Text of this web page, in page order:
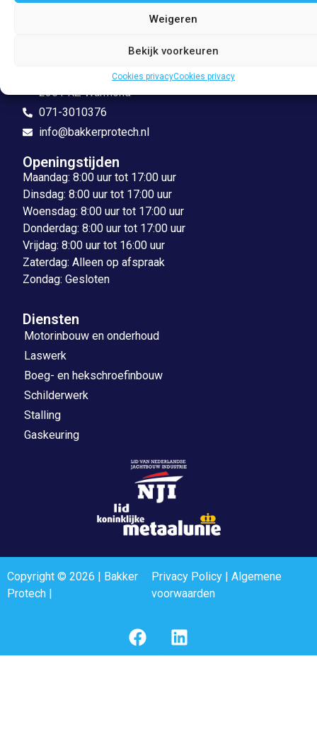
Weigeren
Bekijk voorkeuren
Cookies privacyCookies privacy
2361 KZ Warmond
071-3010376
info@bakkerprotech.nl
Openingstijden
Maandag: 8:00 uur tot 17:00 uur
Dinsdag: 8:00 uur tot 17:00 uur
Woensdag: 8:00 uur tot 17:00 uur
Donderdag: 8:00 uur tot 17:00 uur
Vrijdag: 8:00 uur tot 16:00 uur
Zaterdag: Alleen op afspraak
Zondag: Gesloten
Diensten
Motorinbouw en onderhoud
Laswerk
Boeg- en hekschroefinbouw
Schilderwerk
Stalling
Gaskeuring
Copyright © 2026 | Bakker
Protech |
Privacy Policy| Algemene
voorwaarden